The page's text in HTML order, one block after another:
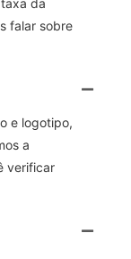
falar sobre
e logotipo,
a
verificar